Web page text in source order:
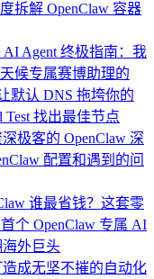
拆解 OpenClaw 容器
Agent 终极指南：我
候专属赛博助理的
默认 DNS 拖垮你的
Test 找出最佳节点
极客的 OpenClaw 深
配置和遇到的问
谁最省钱？这套零
个 OpenClaw 专属 AI
外巨头
成无坚不摧的自动化